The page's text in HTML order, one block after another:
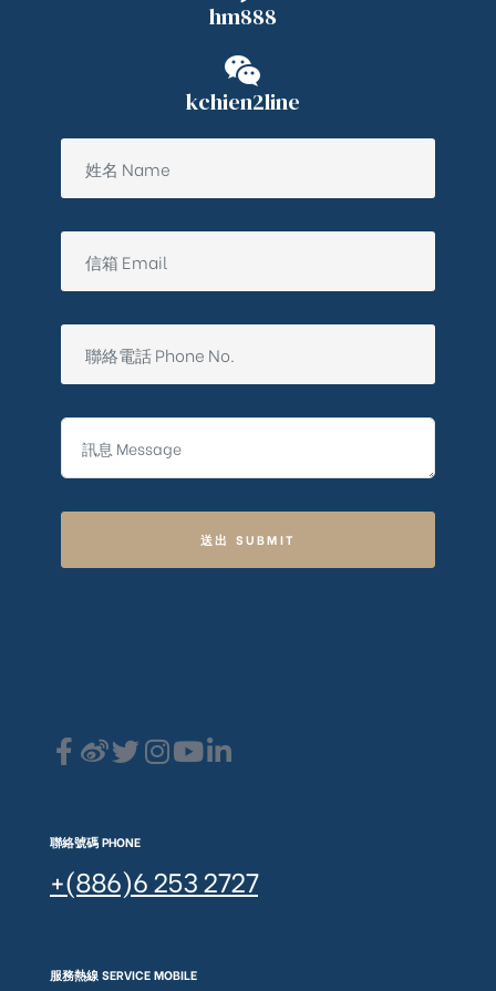
hm888
kchien2line
送出 SUBMIT
聯絡號碼 PHONE
+(886)6 253 2727
服務熱線 SERVICE MOBILE